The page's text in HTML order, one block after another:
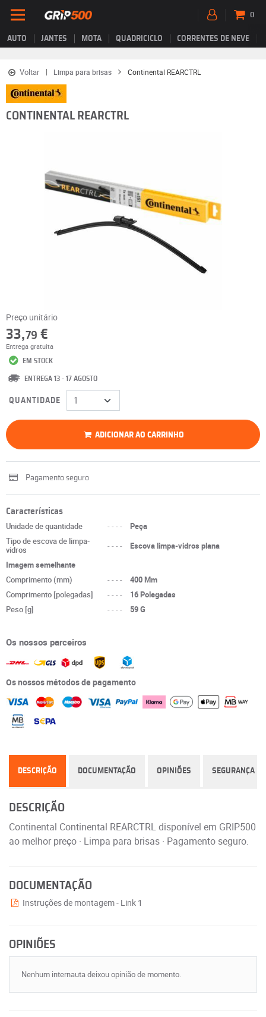
AUTO JANTES MOTA QUADRICICLO CORRENTES DE NEVE
0
Voltar Limpa para brisas Continental REARCTRL
CONTINENTAL REARCTRL
Preço unitário
33,79 €
Entrega gratuita
EM STOCK
ENTREGA 13 - 17 AGOSTO
QUANTIDADE
ADICIONAR AO CARRINHO
Pagamento seguro
Características
Unidade de quantidade ----
Peça
Tipo de escova de limpa-
vidros
----
Escova limpa-vidros plana
Imagem semelhante
Comprimento (mm)
----
400 Mm
Comprimento [polegadas]
----
16 Polegadas
Peso [g]
---- 59 G
Os nossos parceiros
Os nossos métodos de pagamento
DESCRIÇÃO DOCUMENTAÇÃO OPINIÕES SEGURANÇA
DESCRIÇÃO
Continental Continental REARCTRL disponível em GRIP500
ao melhor preço · Limpa para brisas · Pagamento seguro.
DOCUMENTAÇÃO
Instruções de montagem - Link 1
OPINIÕES
Nenhum internauta deixou opinião de momento.